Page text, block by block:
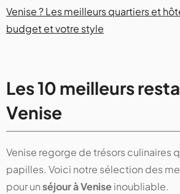
Venise ? Les meilleurs quartiers et
budget et votre style
Les 10 meilleurs
Venise
Venise regorge de trésors culinaires
papilles. Voici notre sélection des
pour unséjour à Veniseinoubliable.